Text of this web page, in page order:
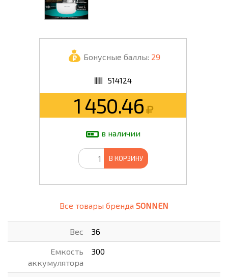
Бонусные баллы: 29
514124
1 450.46
в наличии
В КОРЗИНУ
Все товары бренда SONNEN
Вес 36
Емкость
аккумулятора
300